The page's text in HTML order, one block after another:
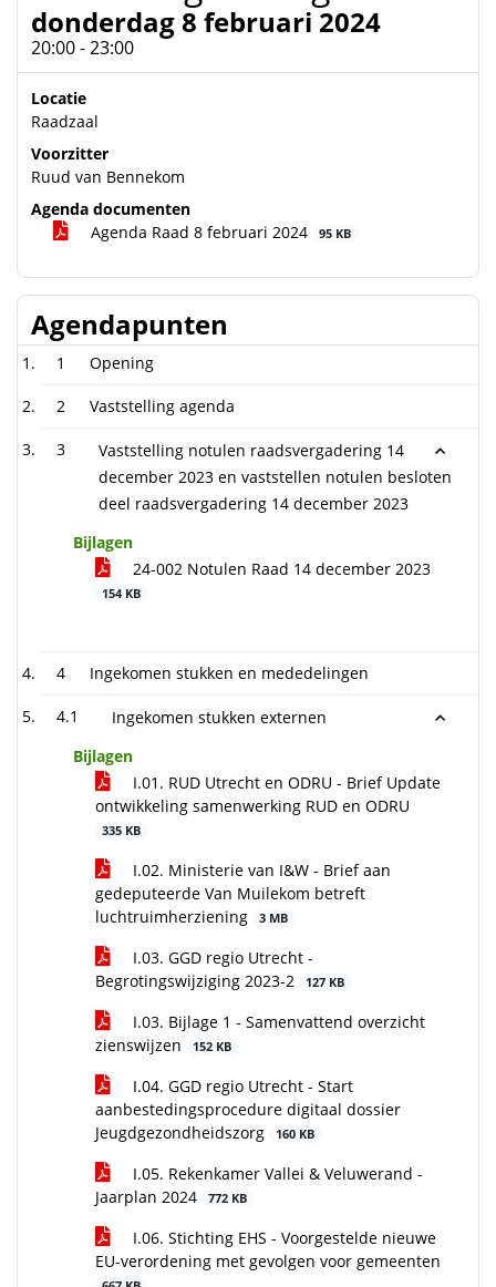
donderdag 8 februari 2024
20:00 - 23:00
Locatie
Raadzaal
Voorzitter
Ruud van Bennekom
Agenda documenten
Agenda Raad 8 februari 2024
95 KB
Agendapunten
1 Opening
2 Vaststelling agenda
3
Vaststelling notulen raadsvergadering 14
december 2023 en vaststellen notulen besloten
deel raadsvergadering 14 december 2023
Bijlagen
24-002 Notulen Raad 14 december 2023
154 KB
4 Ingekomen stukken en mededelingen
4.1
Ingekomen stukken externen
Bijlagen
I.01. RUD Utrecht en ODRU - Brief Update
ontwikkeling samenwerking RUD en ODRU
335 KB
I.02. Ministerie van I&W - Brief aan
gedeputeerde Van Muilekom betreft
luchtruimherziening
3 MB
I.03. GGD regio Utrecht -
Begrotingswijziging 2023-2
127 KB
I.03. Bijlage 1 - Samenvattend overzicht
zienswijzen
152 KB
I.04. GGD regio Utrecht - Start
aanbestedingsprocedure digitaal dossier
Jeugdgezondheidszorg
160 KB
I.05. Rekenkamer Vallei & Veluwerand -
Jaarplan 2024
772 KB
I.06. Stichting EHS - Voorgestelde nieuwe
EU-verordening met gevolgen voor gemeenten